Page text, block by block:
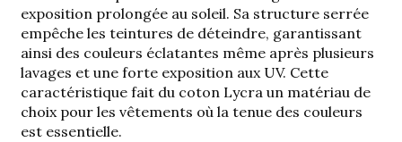
exposition prolongée au soleil. Sa structure serrée
empêche les teintures de déteindre, garantissant
ainsi des couleurs éclatantes même après plusieurs
lavages et une forte exposition aux UV. Cette
caractéristique fait du coton Lycra un matériau de
choix pour les vêtements où la tenue des couleurs
est essentielle.